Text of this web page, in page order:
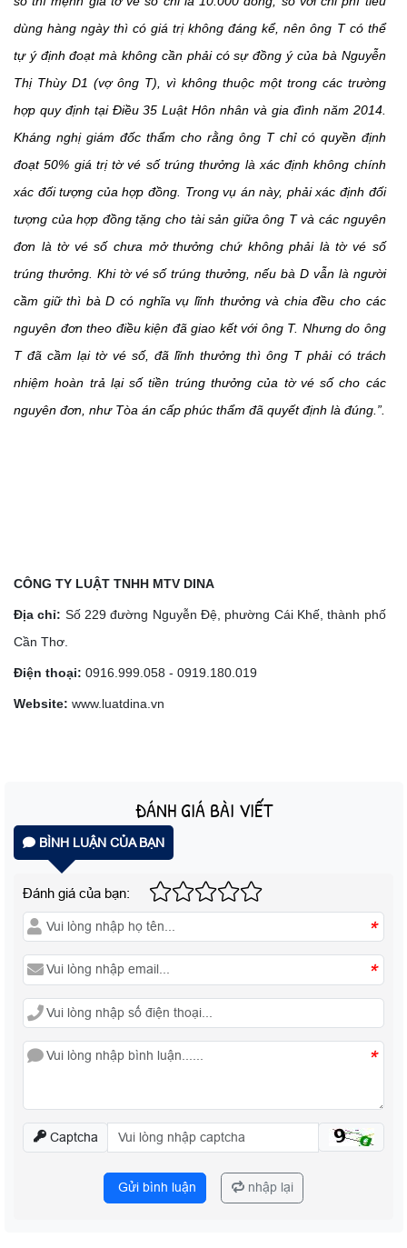
dùng hàng ngày thì có giá trị không đáng kể, nên ông T có thể
tự ý định đoạt mà không cần phải có sự đồng ý của bà Nguyễn
Thị Thùy D1 (vợ ông T), vì không thuộc một trong các trường
hợp quy định tại Điều 35 Luật Hôn nhân và gia đình năm 2014.
Kháng nghị giám đốc thẩm cho rằng ông T chỉ có quyền định
đoạt 50% giá trị tờ vé số trúng thưởng là xác định không chính
xác đối tượng của hợp đồng. Trong vụ án này, phải xác định đối
tượng của hợp đồng tặng cho tài sản giữa ông T và các nguyên
đơn là tờ vé số chưa mở thưởng chứ không phải là tờ vé số
trúng thưởng. Khi tờ vé số trúng thưởng, nếu bà D vẫn là người
cầm giữ thì bà D có nghĩa vụ lĩnh thưởng và chia đều cho các
nguyên đơn theo điều kiện đã giao kết với ông T. Nhưng do ông
T đã cầm lại tờ vé số, đã lĩnh thưởng thì ông T phải có trách
nhiệm hoàn trả lại số tiền trúng thưởng của tờ vé số cho các
nguyên đơn, như Tòa án cấp phúc thẩm đã quyết định là đúng.”.
CÔNG TY LUẬT TNHH MTV DINA
Địa chỉ: Số 229 đường Nguyễn Đệ, phường Cái Khế, thành phố
Cần Thơ.
Điện thoại: 0916.999.058 - 0919.180.019
Website: www.luatdina.vn
ĐÁNH GIÁ BÀI VIẾT
BÌNH LUẬN CỦA BẠN
Đánh giá của bạn:
*
*
*
Captcha
Gửi bình luận nhập lại